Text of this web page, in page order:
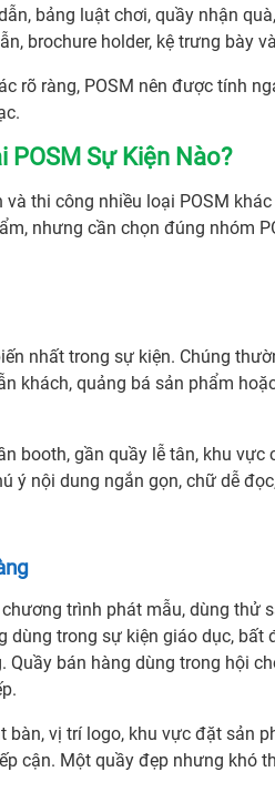
bảng luật chơi, quầy nhận
brochure holder, kệ trưng bày
rõ ràng, POSM nên được tính
POSM Sự Kiện Nào?
thi công nhiều loại POSM
nhưng cần chọn đúng nhóm
nhất trong sự kiện. Chúng
khách, quảng bá sản phẩm
booth, gần quầy lễ tân, khu vực
ý nội dung ngắn gọn, chữ dễ
trình phát mẫu, dùng thử
trong sự kiện giáo dục, bất
bán hàng dùng trong hội
bàn, vị trí logo, khu vực đặt sản
cận. Một quầy đẹp nhưng khó